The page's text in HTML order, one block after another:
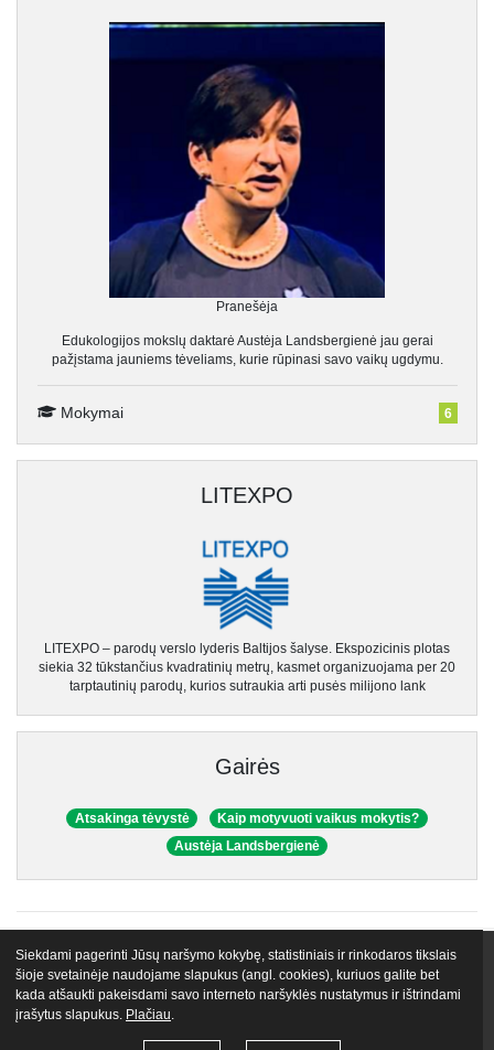
Pranešėja
Edukologijos mokslų daktarė Austėja Landsbergienė jau gerai
pažįstama jauniems tėveliams, kurie rūpinasi savo vaikų ugdymu.
Mokymai 6
LITEXPO
LITEXPO – parodų verslo lyderis Baltijos šalyse. Ekspozicinis plotas
siekia 32 tūkstančius kvadratinių metrų, kasmet organizuojama per 20
tarptautinių parodų, kurios sutraukia arti pusės milijono lank
Gairės
Atsakinga tėvystė
Kaip motyvuoti vaikus mokytis?
Austėja Landsbergienė
VIP narystės Nemokami mokymai Apie mus Lektoriai
Atsiliepimai Tinklaraštis Egu.lt biblioteka Kontaktai
Siekdami pagerinti Jūsų naršymo kokybę, statistiniais ir rinkodaros tikslais
šioje svetainėje naudojame slapukus (angl. cookies), kuriuos galite bet
kada atšaukti pakeisdami savo interneto naršyklės nustatymus ir ištrindami
įrašytus slapukus. Plačiau